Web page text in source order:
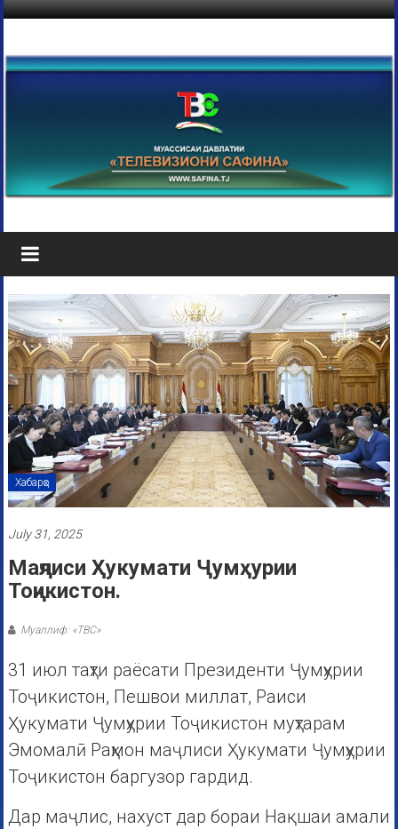
Хабарҳо
July 31, 2025
Маҷлиси Ҳукумати Ҷумҳурии
Тоҷикистон.
Муаллиф: «ТВС»
31 июл таҳти раёсати Президенти Ҷумҳурии
Тоҷикистон, Пешвои миллат, Раиси
Ҳукумати Ҷумҳурии Тоҷикистон муҳтарам
Эмомалӣ Раҳмон маҷлиси Ҳукумати Ҷумҳурии
Тоҷикистон баргузор гардид.
Дар маҷлис, нахуст дар бораи Нақшаи амали